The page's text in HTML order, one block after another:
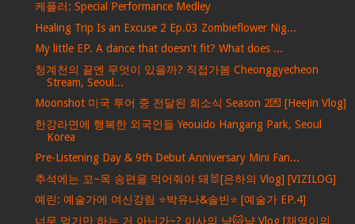
케플러: Special Performance Medley
Healing Trip Is an Excuse 2 Ep.03 Zombieflower Nig...
My little EP. A dance that doesn't fit? What does ...
청계천의 끝엔 무엇이 있을까? 직접가봄 Cheonggyecheon
Stream, Seoul...
Moonshot 미국 투어 중 전달된 희소식 Season 2💌 [HeeJin Vlog]
한강라면에 행복한 외국인들 Yeouido Hangang Park, Seoul
Korea
Pre-Listening Day & 9th Debut Anniversary Mini Fan...
추석에는 꼬~옥 송편을 먹어줘야 돼🐰[은하의 Vlog] [VIZILOG]
예린: 예술가에 여신강림 ⭐박유나&솔빈⭐ [예술가 EP.4]
너무 먹기만 하는 거 아닌가~? 이사의 냥🐱냠 Vlog [채영이의